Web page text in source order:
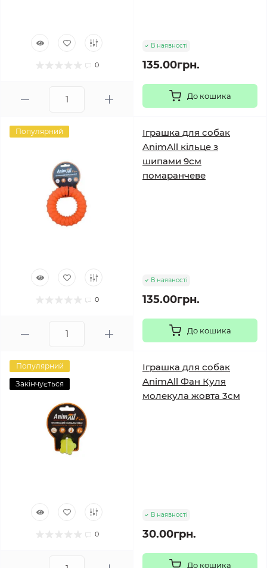
0
В наявності
135.00грн.
До кошика
Популярний
0
Іграшка для собак
AnimAll кільце з
шипами 9см
помаранчеве
В наявності
135.00грн.
До кошика
Популярний
Закінчується
0
Іграшка для собак
AnimAll Фан Куля
молекула жовта 3см
В наявності
30.00грн.
До кошика